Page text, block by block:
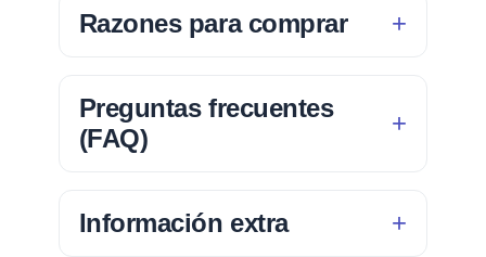
Razones para comprar
Preguntas frecuentes
(FAQ)
Información extra